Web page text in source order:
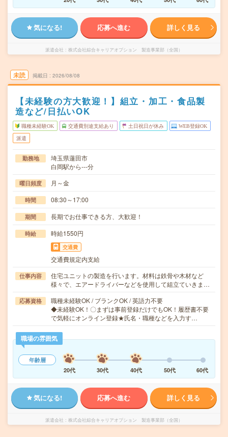
気になる! 応募へ進む 詳しく見る
派遣会社 株式会社綜合キャリアオプション 製造事業部（全国）
未読 掲載日 2026/08/08
【未経験の方大歓迎！】組立・加工・食品製
造など/日払いOK
職種未経験OK 交通費別途支給あり 土日祝日が休み WEB登録OK
派遣
勤務地
埼玉県蓮田市
白岡駅から---分
曜日頻度 月～金
時間 08:30～17:00
期間 長期でお仕事できる方、大歓迎！
時給 時給1550円
交通費
交通費規定内支給
仕事内容
住宅ユニットの製造を行います。材料は鉄骨や木材など
様々で、エアードライバーなどを使用して組立ていきま…
応募資格
職種未経験OK / ブランクOK / 英語力不要
◆未経験OK！〇まずは事前登録だけでもOK！履歴書不要
で気軽にオンライン登録★氏名・職種などを入力す…
職場の雰囲気
年齢層
20代
30代 40代 50代 60代
気になる! 応募へ進む 詳しく見る
派遣会社 株式会社綜合キャリアオプション 製造事業部（全国）